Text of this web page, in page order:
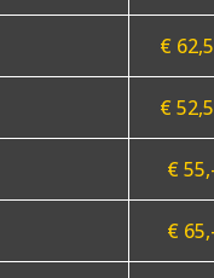
€
€
€
€